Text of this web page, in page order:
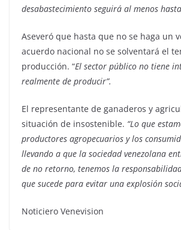
desabastecimiento seguirá al menos
Aseveró que hasta que no se haga un
acuerdo nacional no se solventará el
producción. “El sector público no tiene
realmente de producir”.
El representante de ganaderos y
situación de insostenible. “Lo que
productores agropecuarios y los
llevando a que la sociedad venezolana
de no retorno, tenemos la
que sucede para evitar una explosión
Noticiero Venevision